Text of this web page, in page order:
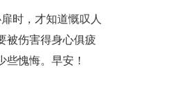
时，才知道慨叹人
被伤害得身心俱疲
愧悔。早安！